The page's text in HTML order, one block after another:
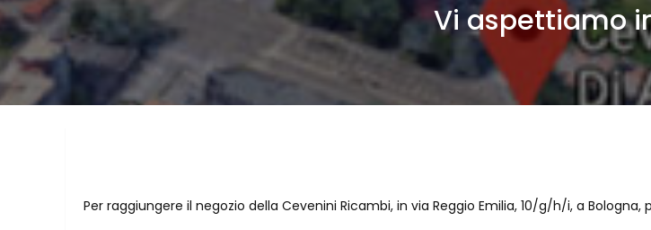
Vi aspettiamo
Per raggiungere il negozio della Cevenini Ricambi, in via Reggio Emilia, 10/g/h/i, a